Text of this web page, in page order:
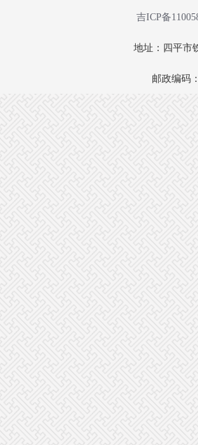
吉ICP备
地址：四平市
邮政编码